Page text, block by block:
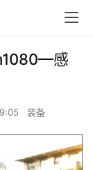
感
装备